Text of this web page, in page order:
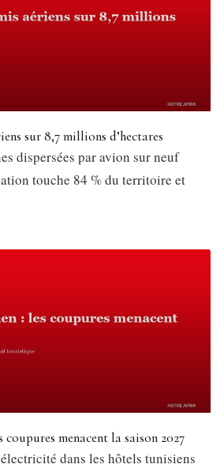
sur 8,7 millions d’hectares
dispersées par avion sur neuf
touche 84 % du territoire et
menacent la saison 2027
dans les hôtels tunisiens